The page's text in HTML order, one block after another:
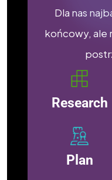
Dla nas
końcowy, ale
Research
Plan